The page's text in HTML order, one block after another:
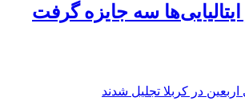
سه جایزه گرفت